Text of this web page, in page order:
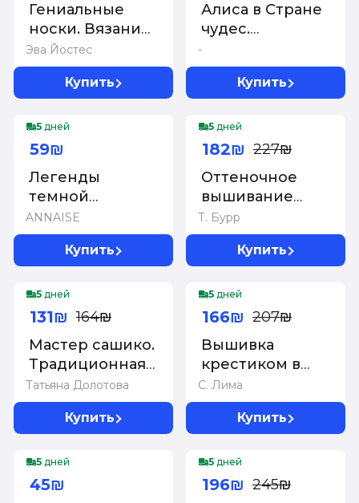
Эва Йостес
Гениальные
носки. Вязание
на спицах.
Энциклопедия -
конструктор
Купить
-
Алиса в Стране
чудес.
Ежедневник из
Зазеркалья
Купить
5 дней
ANNAISE
Легенды
темной
мифологии.
Раскрашиваем
сказки и
народов мира
59₪
Купить
-20%
5 дней
Т. Бурр
Оттеночное
вышивание
гладью: мотивы
с цветами и
птицами
182₪ 227₪
Купить
-20%
5 дней
Татьяна Долотова
Мастер сашико.
Традиционная
вышивка из
Японии и
других стран
26 аутентичных
дизайнов
131₪ 164₪
Купить
-20%
5 дней
С. Лима
Вышивка
крестиком в
винтажном
стиле.
Цветочное
166₪ 207₪
Купить
5 дней
45₪
-20%
5 дней
196₪ 245₪